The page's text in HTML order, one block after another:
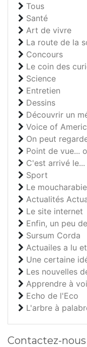
Tous
Santé
Art de vivre
La route de la
Concours
Le coin des
Science
Entretien
Dessins
Découvrir un
Voice of
On peut
Point de vue...
C'est arrivé le...
Sport
Le
Actualités
Le site internet
Enfin, un peu
Sursum Corda
Actuailes a lu
Une certaine
Les nouvelles
Apprendre à
Echo de l'Eco
L'arbre à
Contactez-nous